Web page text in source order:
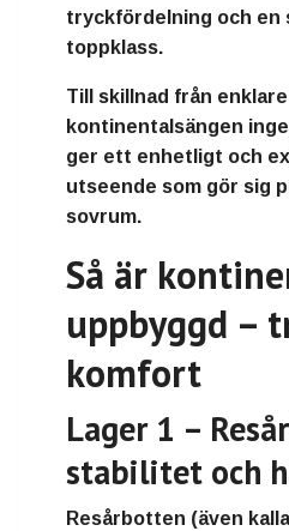
tryckfördelning och en
toppklass.
Till skillnad från
kontinentalsängen
ger ett enhetligt och
utseende som gör sig
sovrum.
Så är
uppbyggd –
komfort
Lager 1 –
stabilitet och
Resårbotten (även